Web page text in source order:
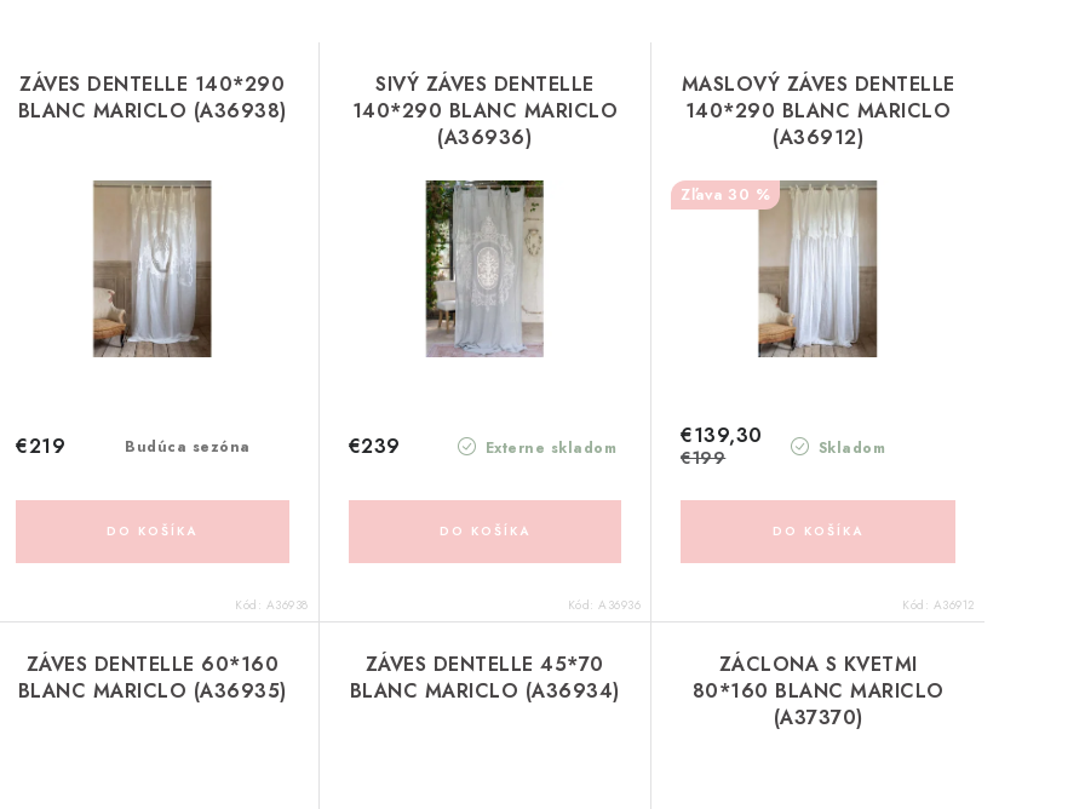
ZÁVES DENTELLE 140*290
BLANC MARICLO (A36938)
Budúca sezóna
€219
DO KOŠÍKA
Kód: A36938
SIVÝ ZÁVES DENTELLE
140*290 BLANC MARICLO
(A36936)
Externe skladom
€239
DO KOŠÍKA
Kód:A36936
MASLOVÝ ZÁVES DENTELLE
140*290 BLANC MARICLO
(A36912)
30 %
Skladom
€139,30
€199
DO KOŠÍKA
Kód: A36912
ZÁVES DENTELLE 60*160
BLANC MARICLO (A36935)
ZÁVES DENTELLE 45*70
BLANC MARICLO (A36934)
ZÁCLONA S KVETMI
80*160 BLANC MARICLO
(A37370)